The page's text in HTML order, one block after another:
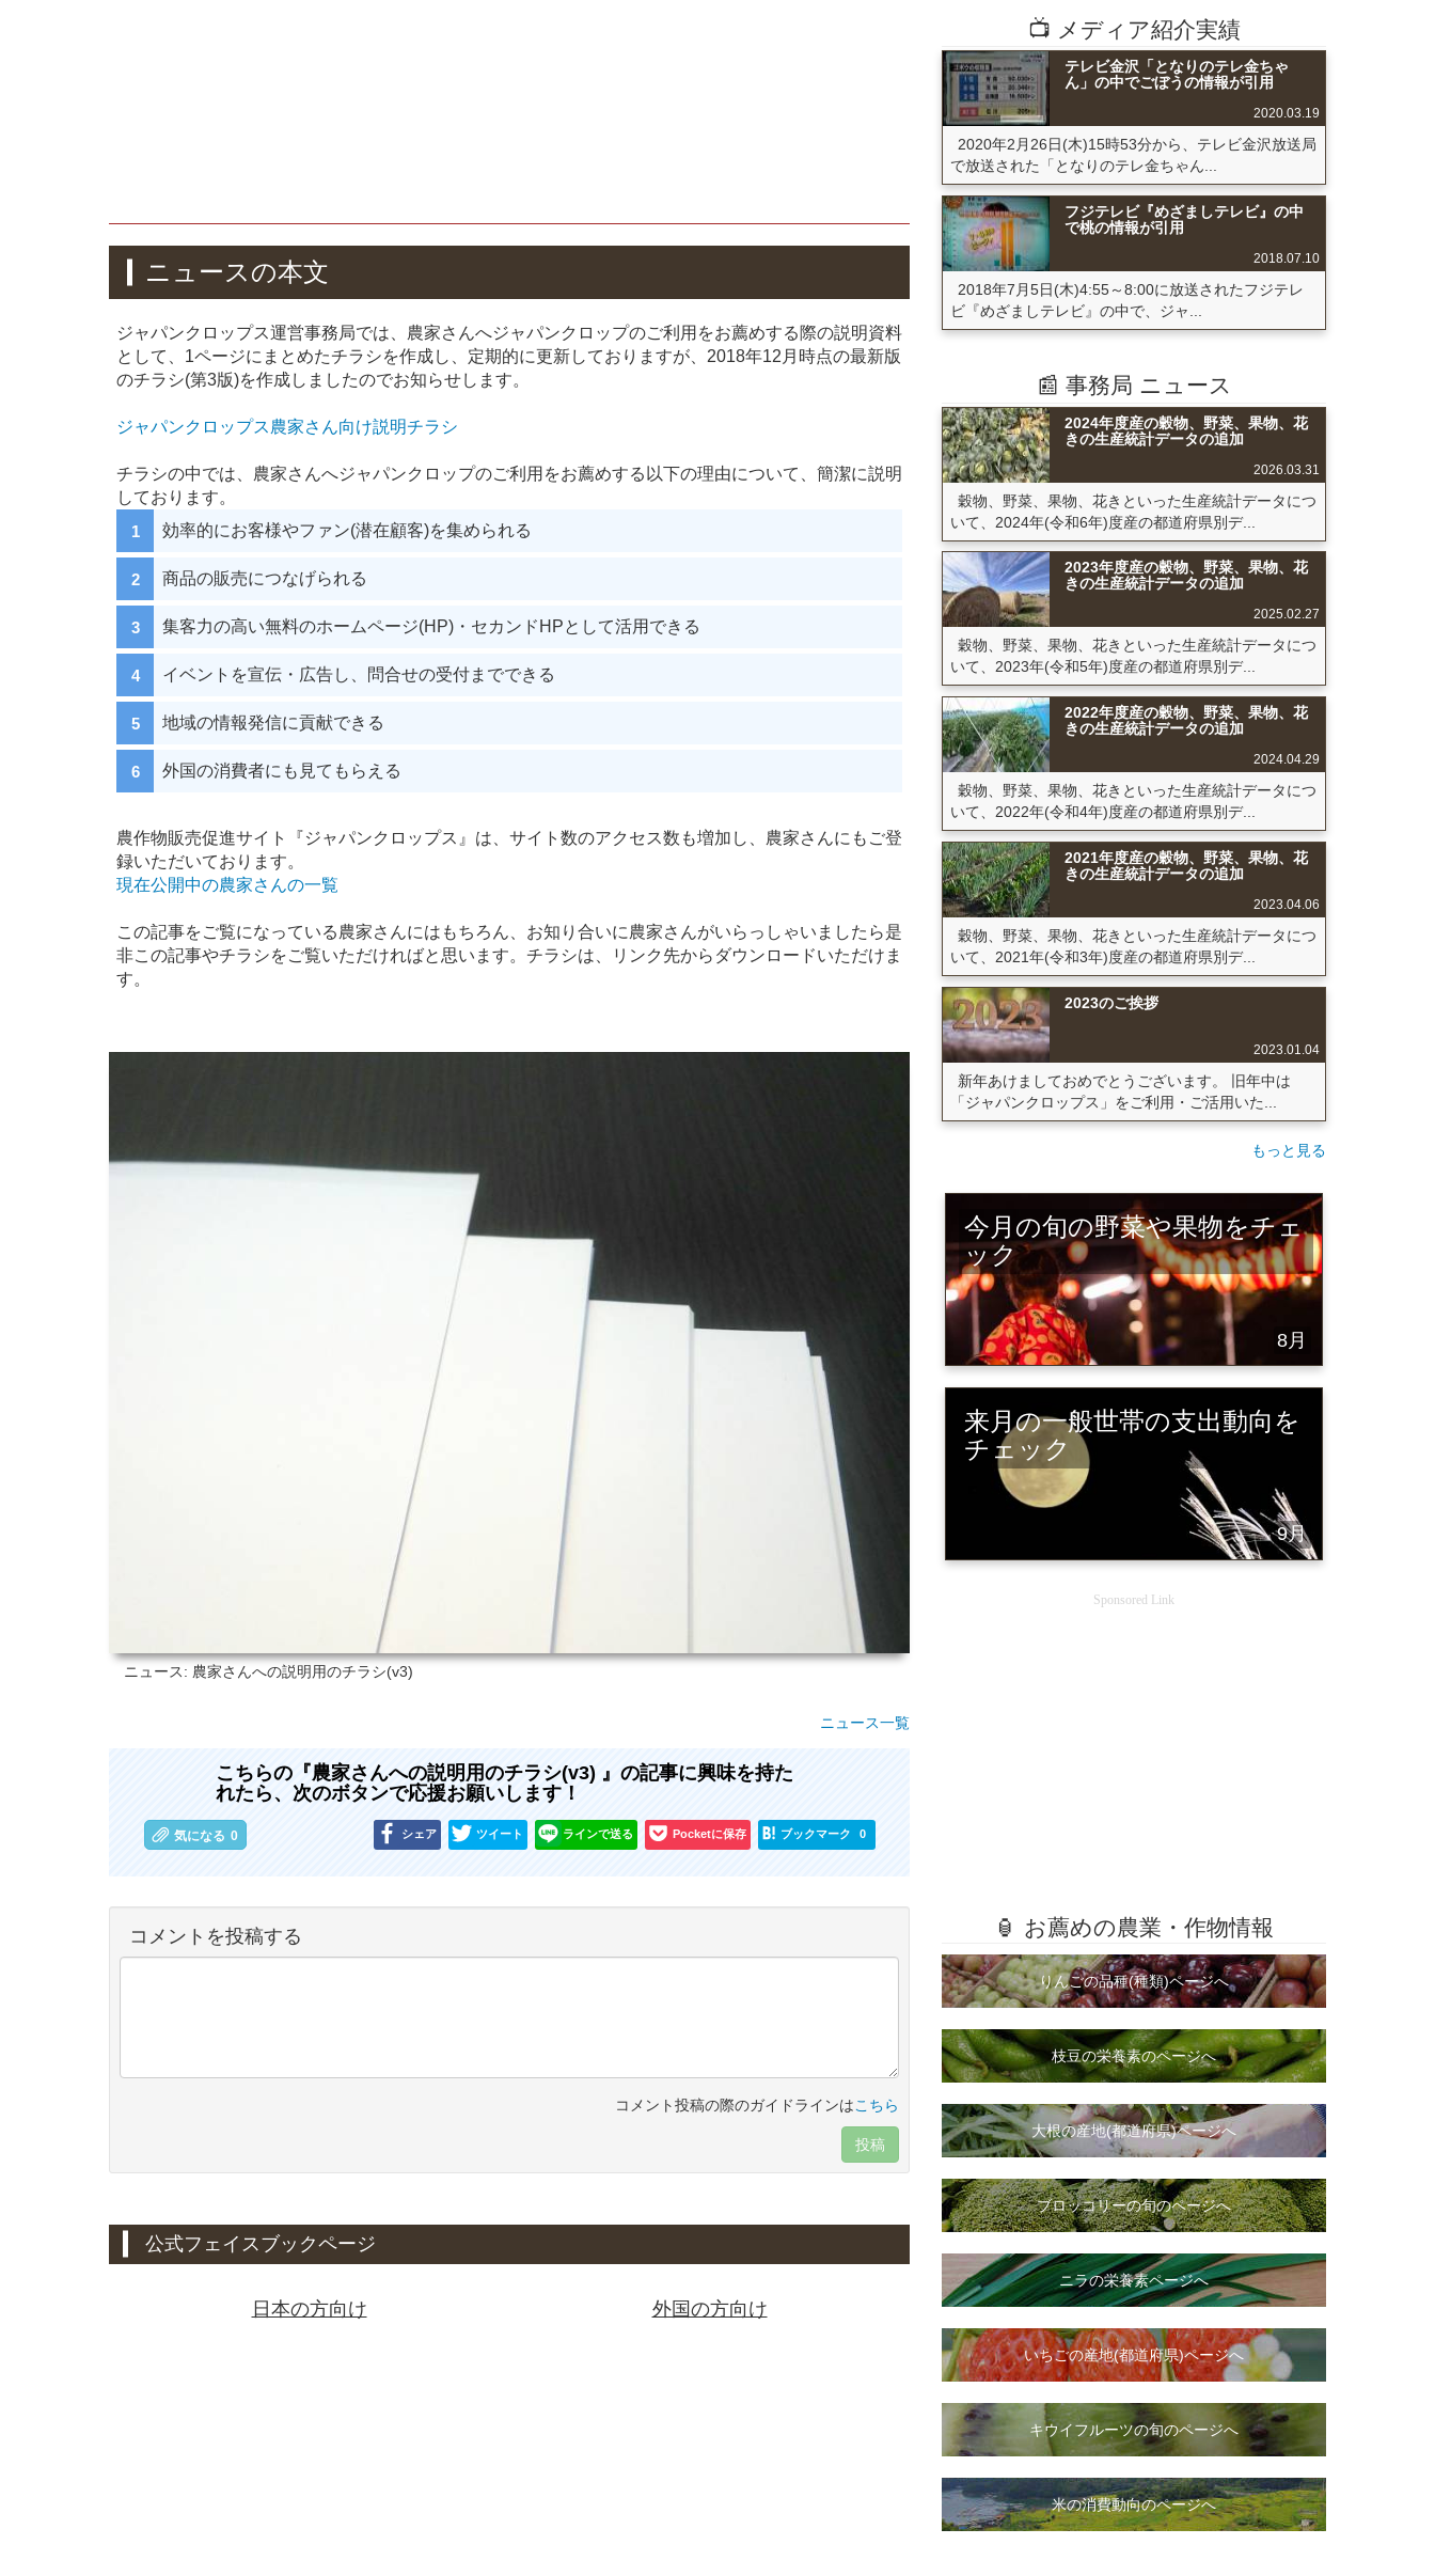
ニュースの本文
ジャパンクロップス運営事務局では、農家さんへジャパンクロップのご利用をお薦めする際の説明資料
として、1ページにまとめたチラシを作成し、定期的に更新しておりますが、2018年12月時点の最新版
のチラシ(第3版)を作成しましたのでお知らせします。
ジャパンクロップス農家さん向け説明チラシ
チラシの中では、農家さんへジャパンクロップのご利用をお薦めする以下の理由について、簡潔に説明
しております。
効率的にお客様やファン(潜在顧客)を集められる
商品の販売につなげられる
集客力の高い無料のホームページ(HP)・セカンドHPとして活用できる
イベントを宣伝・広告し、問合せの受付までできる
地域の情報発信に貢献できる
外国の消費者にも見てもらえる
農作物販売促進サイト『ジャパンクロップス』は、サイト数のアクセス数も増加し、農家さんにもご登
録いただいております。
現在公開中の農家さんの一覧
この記事をご覧になっている農家さんにはもちろん、お知り合いに農家さんがいらっしゃいましたら是
非この記事やチラシをご覧いただければと思います。チラシは、リンク先からダウンロードいただけま
す。
ニュース: 農家さんへの説明用のチラシ(v3)
ニュース一覧
こちらの『農家さんへの説明用のチラシ(v3) 』の記事に興味を持た
れたら、次のボタンで応援お願いします！
気になる 0 シェア ツイート ラインで送る Pocketに保存 ブックマーク 0
コメントを投稿する
コメント投稿の際のガイドラインはこちら
投稿
公式フェイスブックページ
日本の方向け 外国の方向け
📺 メディア紹介実績
テレビ金沢「となりのテレ金ちゃ
ん」の中でごぼうの情報が引用
2020.03.19
2020年2月26日(木)15時53分から、テレビ金沢放送局
で放送された「となりのテレ金ちゃん...
フジテレビ『めざましテレビ』の中
で桃の情報が引用
2018.07.10
2018年7月5日(木)4:55～8:00に放送されたフジテレ
ビ『めざましテレビ』の中で、ジャ...
📰 事務局 ニュース
2024年度産の穀物、野菜、果物、花
きの生産統計データの追加
2026.03.31
穀物、野菜、果物、花きといった生産統計データにつ
いて、2024年(令和6年)度産の都道府県別デ...
2023年度産の穀物、野菜、果物、花
きの生産統計データの追加
2025.02.27
穀物、野菜、果物、花きといった生産統計データにつ
いて、2023年(令和5年)度産の都道府県別デ...
2022年度産の穀物、野菜、果物、花
きの生産統計データの追加
2024.04.29
穀物、野菜、果物、花きといった生産統計データにつ
いて、2022年(令和4年)度産の都道府県別デ...
2021年度産の穀物、野菜、果物、花
きの生産統計データの追加
2023.04.06
穀物、野菜、果物、花きといった生産統計データにつ
いて、2021年(令和3年)度産の都道府県別デ...
2023のご挨拶
2023.01.04
新年あけましておめでとうございます。 旧年中は
「ジャパンクロップス」をご利用・ご活用いた...
もっと見る
今月の旬の野菜や果物をチェ
ック
8月
来月の一般世帯の支出動向を
チェック
9月
Sponsored Link
🏮 お薦めの農業・作物情報
りんごの品種(種類)ページへ
枝豆の栄養素のページへ
大根の産地(都道府県)ページへ
ブロッコリーの旬のページへ
ニラの栄養素ページへ
いちごの産地(都道府県)ページへ
キウイフルーツの旬のページへ
米の消費動向のページへ